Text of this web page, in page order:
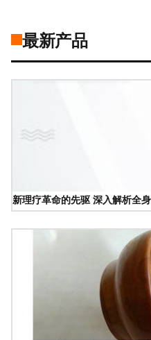
最新产品
新理疗革命的先驱 深入解析全